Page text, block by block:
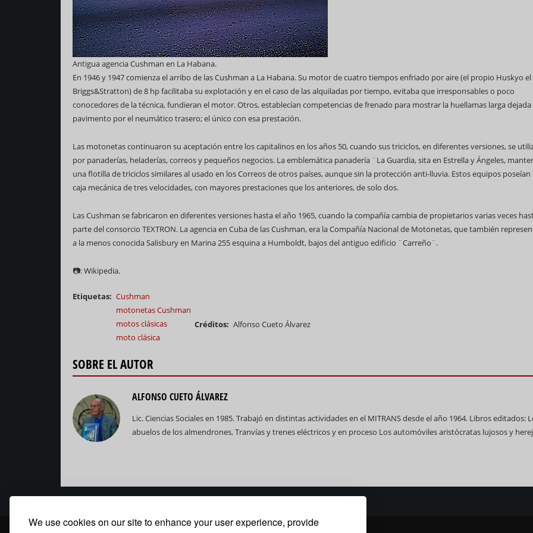
We use cookies on our site to enhance your user experience, provide
Antigua agencia Cushman en La Habana.
En 1946 y 1947 comienza el arribo de las Cushman a La Habana. Su motor de cuatro tiempos enfriado por aire (el propio Huskyo el
Briggs&Stratton) de 8 hp facilitaba su explotación y en el caso de las alquiladas por tiempo, evitaba que irresponsables o poco
conocedores de la técnica, fundieran el motor. Otros, establecían competencias de frenado para mostrar la huellamas larga dejada
pavimento por el neumático trasero; el único con esa prestación.
Las motonetas continuaron su aceptación entre los capitalinos en los años 50, cuando sus triciclos, en diferentes versiones, se
por panaderías, heladerías, correos y pequeños negocios. La emblemática panadería ¨La Guardia, sita en Estrella y Ángeles,
una flotilla de triciclos similares al usado en los Correos de otros países, aunque sin la protección anti-lluvia. Estos equipos poseían
caja mecánica de tres velocidades, con mayores prestaciones que los anteriores, de solo dos.
Las Cushman se fabricaron en diferentes versiones hasta el año 1965, cuando la compañía cambia de propietarios varias veces
parte del consorcio TEXTRON. La agencia en Cuba de las Cushman, era la Compañía Nacional de Motonetas, que también
a la menos conocida Salisbury en Marina 255 esquina a Humboldt, bajos del antiguo edificio ¨Carreño¨.
📷: Wikipedia.
Etiquetas
Cushman
motonetas Cushman
motos clásicas
moto clásica
Créditos Alfonso Cueto Álvarez
SOBRE EL AUTOR
ALFONSO CUETO ÁLVAREZ
Lic. Ciencias Sociales en 1985. Trabajó en distintas actividades en el MITRANS desde el año 1964. Libros editados:
abuelos de los almendrones, Tranvías y trenes eléctricos y en proceso Los automóviles aristócratas lujosos y